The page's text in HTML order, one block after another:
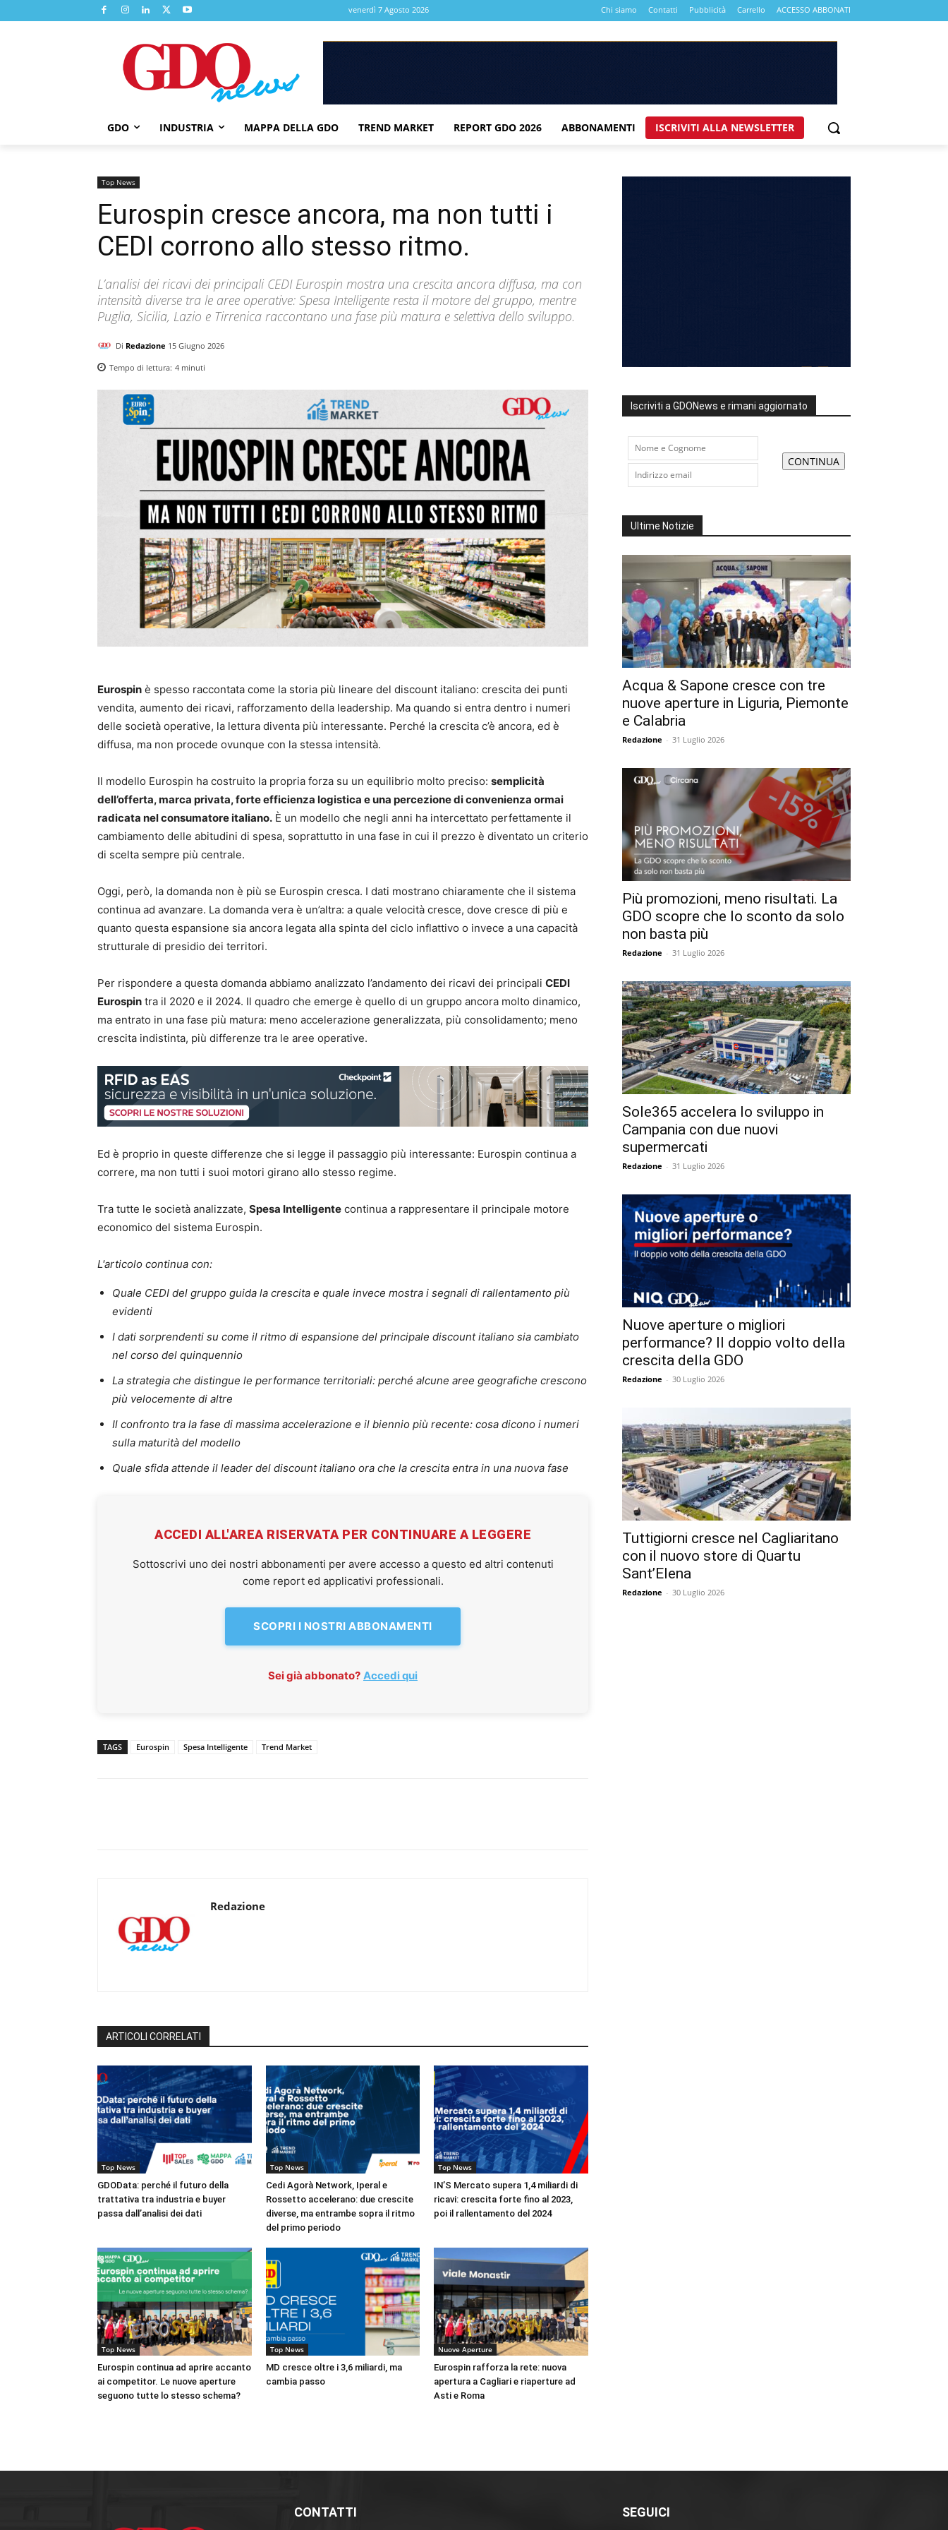
venerdì 7 Agosto 2026 Chi siamo Contatti Pubblicità Carrello ACCESSO ABBONATI
GDO INDUSTRIA MAPPA DELLA GDO TREND MARKET REPORT GDO 2026 ABBONAMENTI ISCRIVITI ALLA NEWSLETTER
Top News
Eurospin cresce ancora, ma non tutti i
CEDI corrono allo stesso ritmo.
L’analisi dei ricavi dei principali CEDI Eurospin mostra una crescita ancora diffusa, ma con
intensità diverse tra le aree operative: Spesa Intelligente resta il motore del gruppo, mentre
Puglia, Sicilia, Lazio e Tirrenica raccontano una fase più matura e selettiva dello sviluppo.
Di Redazione 15 Giugno 2026
Tempo di lettura: 4 minuti
Eurospin è spesso raccontata come la storia più lineare del discount italiano: crescita dei punti
vendita, aumento dei ricavi, rafforzamento della leadership. Ma quando si entra dentro i numeri
delle società operative, la lettura diventa più interessante. Perché la crescita c’è ancora, ed è
diffusa, ma non procede ovunque con la stessa intensità.
Il modello Eurospin ha costruito la propria forza su un equilibrio molto preciso: semplicità
dell’offerta, marca privata, forte efficienza logistica e una percezione di convenienza ormai
radicata nel consumatore italiano. È un modello che negli anni ha intercettato perfettamente il
cambiamento delle abitudini di spesa, soprattutto in una fase in cui il prezzo è diventato un criterio
di scelta sempre più centrale.
Oggi, però, la domanda non è più se Eurospin cresca. I dati mostrano chiaramente che il sistema
continua ad avanzare. La domanda vera è un’altra: a quale velocità cresce, dove cresce di più e
quanto questa espansione sia ancora legata alla spinta del ciclo inflattivo o invece a una capacità
strutturale di presidio dei territori.
Per rispondere a questa domanda abbiamo analizzato l’andamento dei ricavi dei principali CEDI
Eurospin tra il 2020 e il 2024. Il quadro che emerge è quello di un gruppo ancora molto dinamico,
ma entrato in una fase più matura: meno accelerazione generalizzata, più consolidamento; meno
crescita indistinta, più differenze tra le aree operative.
Ed è proprio in queste differenze che si legge il passaggio più interessante: Eurospin continua a
correre, ma non tutti i suoi motori girano allo stesso regime.
Tra tutte le società analizzate, Spesa Intelligente continua a rappresentare il principale motore
economico del sistema Eurospin.
L'articolo continua con:
Quale CEDI del gruppo guida la crescita e quale invece mostra i segnali di rallentamento più
evidenti
I dati sorprendenti su come il ritmo di espansione del principale discount italiano sia cambiato
nel corso del quinquennio
La strategia che distingue le performance territoriali: perché alcune aree geografiche crescono
più velocemente di altre
Il confronto tra la fase di massima accelerazione e il biennio più recente: cosa dicono i numeri
sulla maturità del modello
Quale sfida attende il leader del discount italiano ora che la crescita entra in una nuova fase
ACCEDI ALL'AREA RISERVATA PER CONTINUARE A LEGGERE
Sottoscrivi uno dei nostri abbonamenti per avere accesso a questo ed altri contenuti
come report ed applicativi professionali.
SCOPRI I NOSTRI ABBONAMENTI
Sei già abbonato? Accedi qui
TAGS Eurospin Spesa Intelligente Trend Market
Redazione
ARTICOLI CORRELATI
Top News
GDOData: perché il futuro della
trattativa tra industria e buyer
passa dall’analisi dei dati
Top News
Cedi Agorà Network, Iperal e
Rossetto accelerano: due crescite
diverse, ma entrambe sopra il ritmo
del primo periodo
Top News
IN’S Mercato supera 1,4 miliardi di
ricavi: crescita forte fino al 2023,
poi il rallentamento del 2024
Top News
Eurospin continua ad aprire accanto
ai competitor. Le nuove aperture
seguono tutte lo stesso schema?
Top News
MD cresce oltre i 3,6 miliardi, ma
cambia passo
Nuove Aperture
Eurospin rafforza la rete: nuova
apertura a Cagliari e riaperture ad
Asti e Roma
Iscriviti a GDONews e rimani aggiornato
Ultime Notizie
Acqua & Sapone cresce con tre
nuove aperture in Liguria, Piemonte
e Calabria
Redazione - 31 Luglio 2026
Più promozioni, meno risultati. La
GDO scopre che lo sconto da solo
non basta più
Redazione - 31 Luglio 2026
Sole365 accelera lo sviluppo in
Campania con due nuovi
supermercati
Redazione - 31 Luglio 2026
Nuove aperture o migliori
performance? Il doppio volto della
crescita della GDO
Redazione - 30 Luglio 2026
Tuttigiorni cresce nel Cagliaritano
con il nuovo store di Quartu
Sant’Elena
Redazione - 30 Luglio 2026
CONTATTI SEGUICI